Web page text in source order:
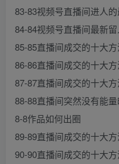
83-83视频号直播间进人
84-84视频号直播间最新
85-85直播间成交的十大
86-86直播间成交的十大
87-87直播间成交的十大
88-88直播间突然没有能
8-8作品如何出圈
89-89直播间成交的十大
90-90直播间成交的十大